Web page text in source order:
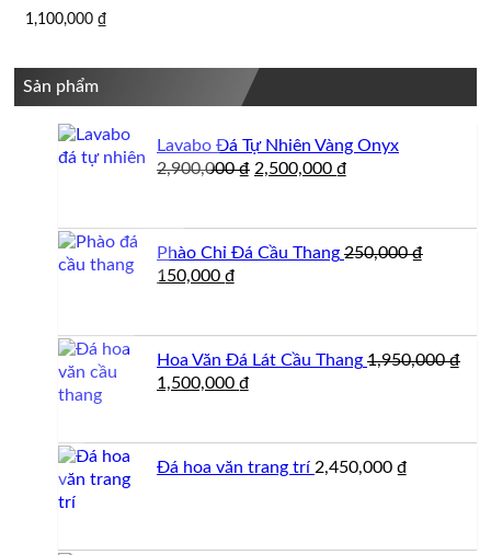
1,100,000 ₫
Sản phẩm
Lavabo Đá Tự Nhiên Vàng Onyx
2,900,000₫ Giá
2,500,000 ₫
2,500,000 ₫.
Phào Chỉ Đá Cầu Thang 250,000₫
Giá
150,000 ₫
150,000 ₫.
Hoa Văn Đá Lát Cầu Thang 1,950,000₫
Giá
1,500,000 ₫
1,500,000 ₫.
Đá hoa văn trang trí 2,450,000 ₫